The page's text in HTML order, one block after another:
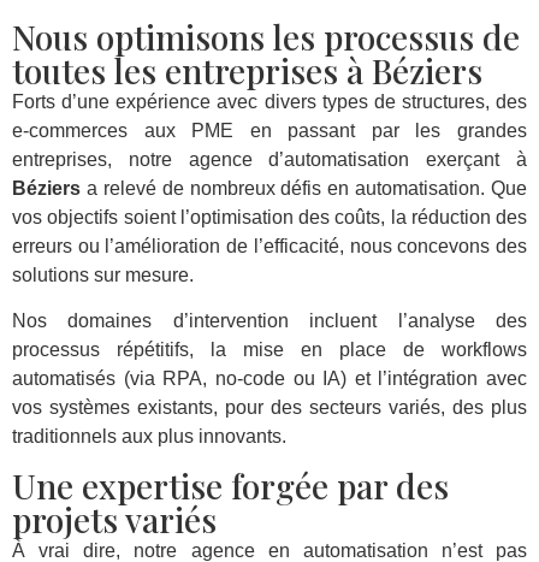
Nous optimisons les processus de
toutes les entreprises à Béziers
Forts d’une expérience avec divers types de structures, des
e-commerces aux PME en passant par les grandes
entreprises, notre agence d’automatisation exerçant à
Béziers a relevé de nombreux défis en automatisation. Que
vos objectifs soient l’optimisation des coûts, la réduction des
erreurs ou l’amélioration de l’efficacité, nous concevons des
solutions sur mesure.
Nos domaines d’intervention incluent l’analyse des
processus répétitifs, la mise en place de workflows
automatisés (via RPA, no-code ou IA) et l’intégration avec
vos systèmes existants, pour des secteurs variés, des plus
traditionnels aux plus innovants.
Une expertise forgée par des
projets variés
À vrai dire, notre agence en automatisation n’est pas